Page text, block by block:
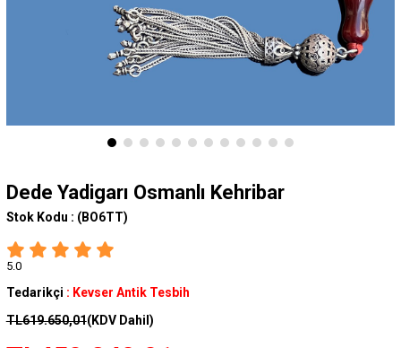
Dede Yadigarı Osmanlı Kehribar
Stok Kodu : (BO6TT)
5.0
Tedarikçi : Kevser Antik Tesbih
TL619.650,01(KDV Dahil)